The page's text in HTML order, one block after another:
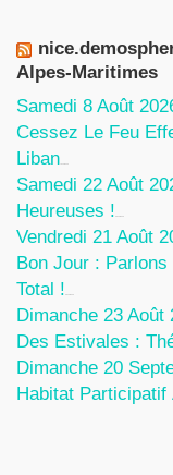
Alpes-Maritimes
Samedi 8 Août
Cessez Le Feu
Liban
Samedi 22 Août
Heureuses !
Vendredi 21 Août
Bon Jour :
Total !
Dimanche 23
Des Estivales :
Dimanche 20
Habitat Participatif